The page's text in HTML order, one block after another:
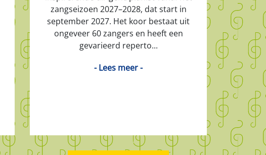
zangseizoen 2027–2028, dat start in
september 2027. Het koor bestaat uit
ongeveer 60 zangers en heeft een
gevarieerd reperto...
- Lees meer -